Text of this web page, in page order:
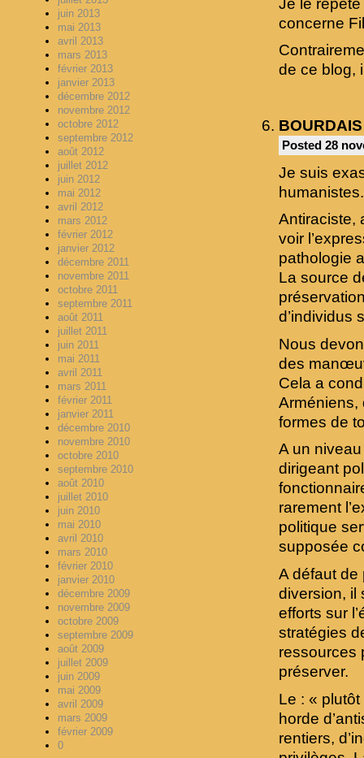
concerne
de ce blog,
Posted 28
Je suis
humanistes.
Antiraciste,
voir
pathologie
La source
d’individus
Nous
des
Cela a
Arméniens,
formes de
A un
dirigeant
rarement
politique
supposée
A défaut
diversion, il
efforts sur
stratégies
ressources
préserver.
Le : « plutôt
horde
rentiers,
juin 2013
mai 2013
avril 2013
mars 2013
février 2013
janvier 2013
décembre 2012
novembre 2012
octobre 2012
septembre 2012
août 2012
juillet 2012
juin 2012
mai 2012
avril 2012
mars 2012
février 2012
janvier 2012
décembre 2011
novembre 2011
octobre 2011
septembre 2011
août 2011
juillet 2011
juin 2011
mai 2011
avril 2011
mars 2011
février 2011
janvier 2011
décembre 2010
novembre 2010
octobre 2010
septembre 2010
août 2010
juillet 2010
juin 2010
mai 2010
avril 2010
mars 2010
février 2010
janvier 2010
décembre 2009
novembre 2009
octobre 2009
septembre 2009
août 2009
juillet 2009
juin 2009
mai 2009
avril 2009
mars 2009
février 2009
0